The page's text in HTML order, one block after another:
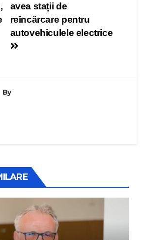
avea stații de
reîncărcare pentru
autovehiculele electrice
By